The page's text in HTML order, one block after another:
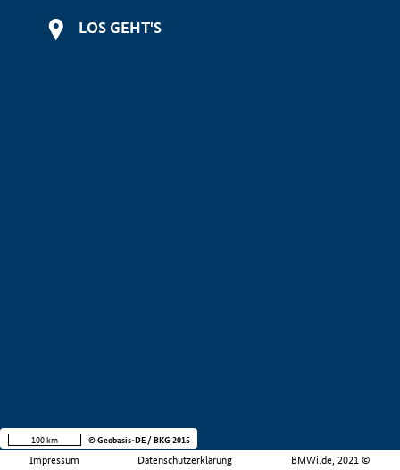
LOS GEHT'S
Impressum Datenschutzerklärung BMWi.de, 2021 ©
100 km © Geobasis-DE / BKG 2015